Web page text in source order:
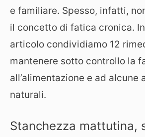
e familiare. Spesso, infatti,
il concetto di fatica cronica.
articolo condividiamo 12
mantenere sotto controllo la
all’alimentazione e ad alcune
naturali.
Stanchezza mattutina,